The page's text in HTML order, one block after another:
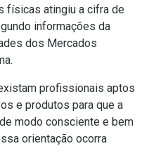
físicas atingiu a cifra de
informações da
dos Mercados
profissionais aptos
e produtos para que a
modo consciente e bem
orientação ocorra